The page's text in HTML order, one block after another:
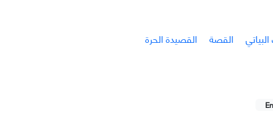
القصة
القصيدة الحرة